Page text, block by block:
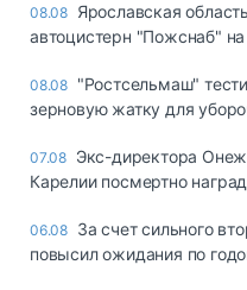
08.08 Ярославская
автоцистерн "Пожснаб"
08.08 "Ростсельмаш"
зерновую жатку для
07.08 Экс-директора
Карелии посмертно
06.08 За счет сильного
повысил ожидания по